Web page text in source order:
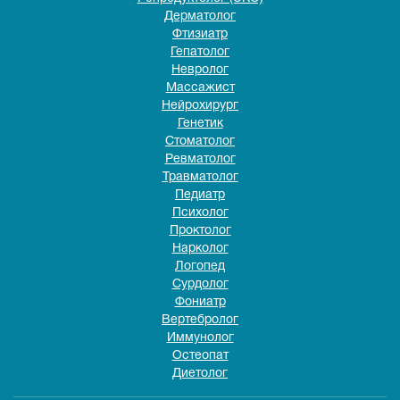
Дерматолог
Фтизиатр
Гепатолог
Невролог
Массажист
Нейрохирург
Генетик
Стоматолог
Ревматолог
Травматолог
Педиатр
Психолог
Проктолог
Нарколог
Логопед
Сурдолог
Фониатр
Вертебролог
Иммунолог
Остеопат
Диетолог